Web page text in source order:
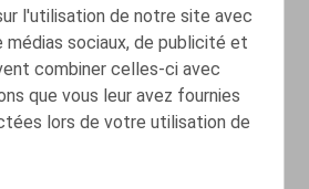
l'utilisation de notre site avec
médias sociaux, de publicité et
combiner celles-ci avec
que vous leur avez fournies
lors de votre utilisation de